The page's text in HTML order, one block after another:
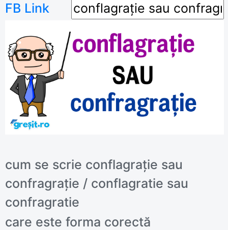
FB Link
cum se scrie conflagrație sau
confragrație / conflagratie sau
confragratie
care este forma corectă